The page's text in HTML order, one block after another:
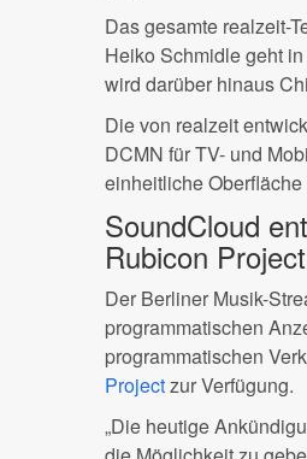
Das gesamte realzeit-
Heiko Schmidle geht
wird darüber hinaus
Die von realzeit
DCMN für TV- und
einheitliche
SoundCloud
Rubicon Project
Der Berliner Musik-
programmatischen
programmatischen
Projectzur Verfügung.
„Die heutige